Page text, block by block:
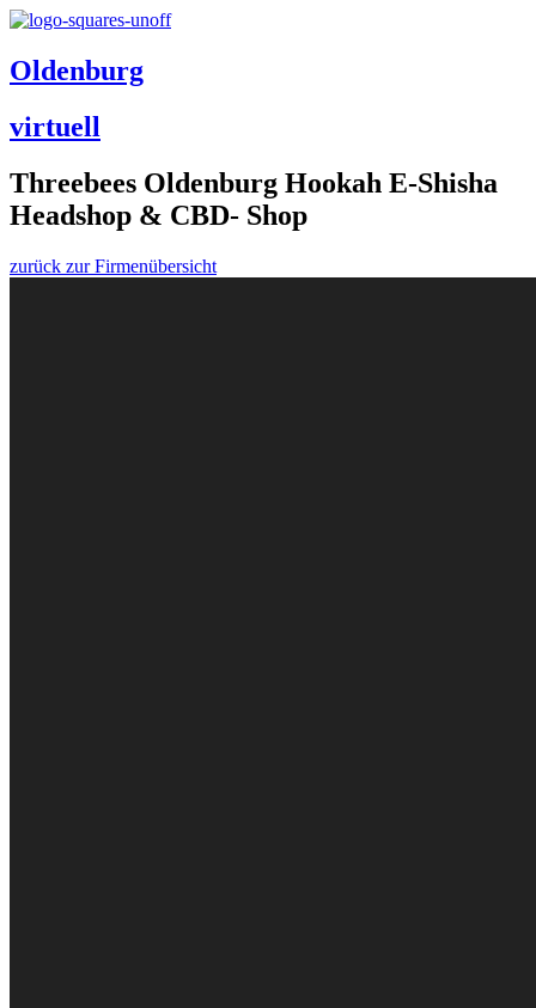
Oldenburg
virtuell
Threebees Oldenburg Hookah E-Shisha
Headshop & CBD- Shop
zurück zur Firmenübersicht